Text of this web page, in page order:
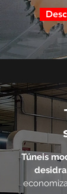
Túneis